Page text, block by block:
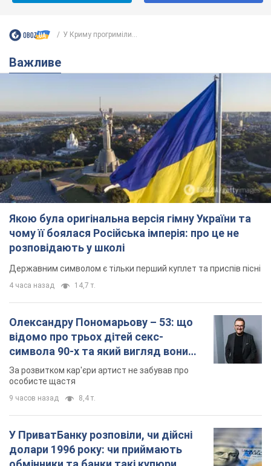
Якою була оригінальна версія гімну України та
чому її боялася Російська імперія: про це не
розповідають у школі
Державним символом є тільки перший куплет та приспів пісні
4 часа назад 14,7 т.
Олександру Пономарьову – 53: що
відомо про трьох дітей секс-
символа 90-х та який вигляд вони
мають
За розвитком кар'єри артист не забував про
долари 1996 року: чи приймають
обмінники та банки такі купюри
приймають старі долари